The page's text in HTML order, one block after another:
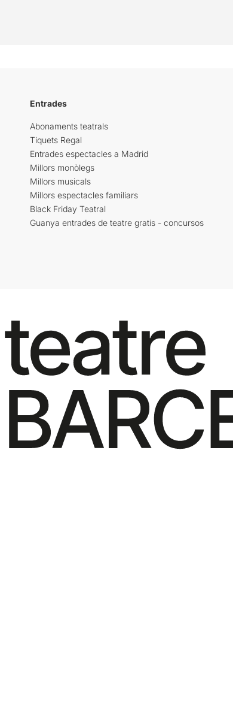
Entrades
Abonaments teatrals
Tiquets Regal
Entrades espectacles a Madrid
Millors monòlegs
Millors musicals
Millors espectacles familiars
Black Friday Teatral
Guanya entrades de teatre gratis - concursos